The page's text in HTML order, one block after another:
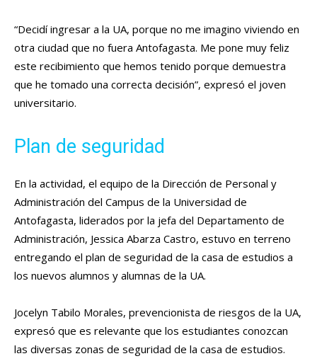
“Decidí ingresar a la UA, porque no me imagino viviendo en
otra ciudad que no fuera Antofagasta. Me pone muy feliz
este recibimiento que hemos tenido porque demuestra
que he tomado una correcta decisión”, expresó el joven
universitario.
Plan de seguridad
En la actividad, el equipo de la Dirección de Personal y
Administración del Campus de la Universidad de
Antofagasta, liderados por la jefa del Departamento de
Administración, Jessica Abarza Castro, estuvo en terreno
entregando el plan de seguridad de la casa de estudios a
los nuevos alumnos y alumnas de la UA.
Jocelyn Tabilo Morales, prevencionista de riesgos de la UA,
expresó que es relevante que los estudiantes conozcan
las diversas zonas de seguridad de la casa de estudios.